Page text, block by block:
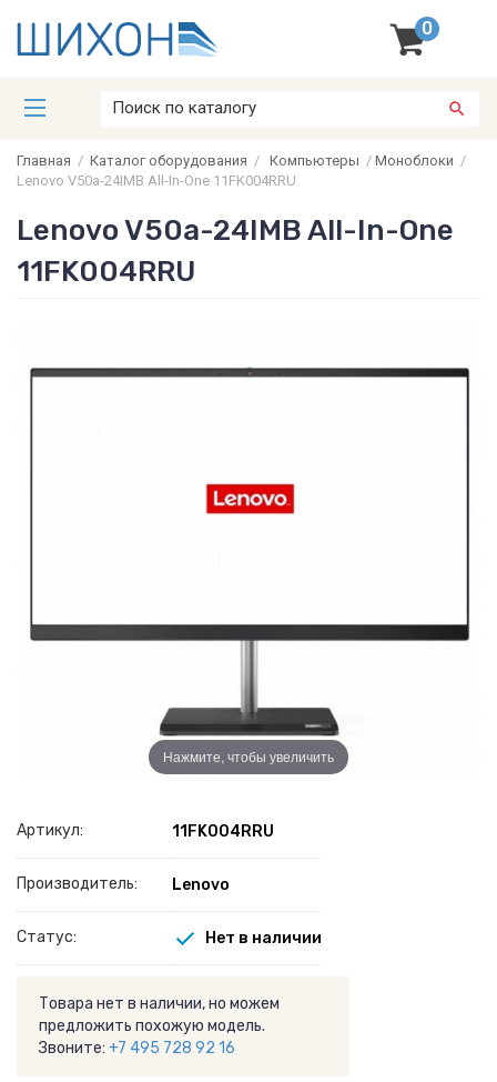
0
Главная / Каталог оборудования / Компьютеры / Моноблоки /
Lenovo V50a-24IMB All-In-One 11FK004RRU
Lenovo V50a-24IMB All-In-One
11FK004RRU
Нажмите, чтобы увеличить
Артикул: 11FK004RRU
Производитель: Lenovo
Статус: Нет в наличии
Товара нет в наличии, но можем
предложить похожую модель.
Звоните: +7 495 728 92 16